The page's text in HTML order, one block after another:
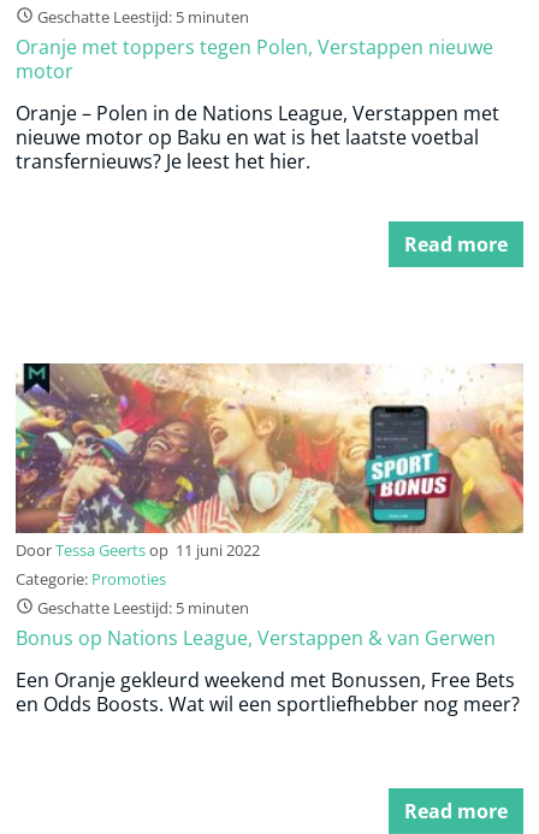
Geschatte Leestijd: 5 minuten
Oranje met toppers tegen Polen, Verstappen nieuwe
motor
Oranje – Polen in de Nations League, Verstappen met
nieuwe motor op Baku en wat is het laatste voetbal
transfernieuws? Je leest het hier.
Read more
DoorTessa Geertsop 11 juni 2022
Categorie: Promoties
Geschatte Leestijd: 5 minuten
Bonus op Nations League, Verstappen & van Gerwen
Een Oranje gekleurd weekend met Bonussen, Free Bets
en Odds Boosts. Wat wil een sportliefhebber nog meer?
Read more